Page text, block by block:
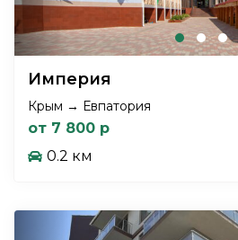
Империя
Крым → Евпатория
от 7 800 р
0.2 км